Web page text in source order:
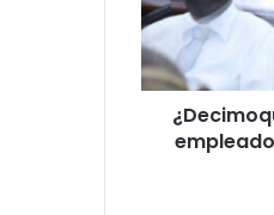
empleados
públicos?
Esto
propone
diputado